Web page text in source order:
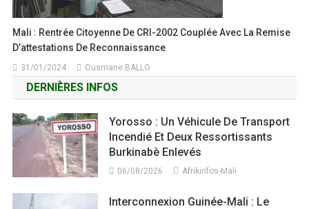
Mali : Rentrée Citoyenne De CRI-2002 Couplée Avec La Remise
D’attestations De Reconnaissance
31/01/2024 Ousmane BALLO
DERNIÈRES INFOS
Yorosso : Un Véhicule De Transport
Incendié Et Deux Ressortissants
Burkinabè Enlevés
06/08/2026 Afrikinfos-Mali
Interconnexion Guinée-Mali : Le